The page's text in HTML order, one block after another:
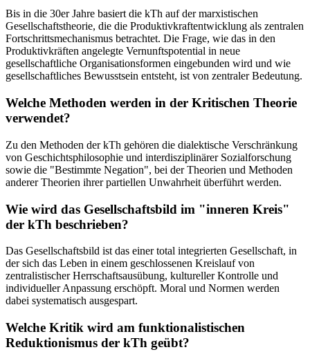
Bis in die 30er Jahre basiert die kTh auf der marxistischen
Gesellschaftstheorie, die die Produktivkraftentwicklung als zentralen
Fortschrittsmechanismus betrachtet. Die Frage, wie das in den
Produktivkräften angelegte Vernunftspotential in neue
gesellschaftliche Organisationsformen eingebunden wird und wie
gesellschaftliches Bewusstsein entsteht, ist von zentraler Bedeutung.
Welche Methoden werden in der Kritischen Theorie
verwendet?
Zu den Methoden der kTh gehören die dialektische Verschränkung
von Geschichtsphilosophie und interdisziplinärer Sozialforschung
sowie die "Bestimmte Negation", bei der Theorien und Methoden
anderer Theorien ihrer partiellen Unwahrheit überführt werden.
Wie wird das Gesellschaftsbild im "inneren Kreis"
der kTh beschrieben?
Das Gesellschaftsbild ist das einer total integrierten Gesellschaft, in
der sich das Leben in einem geschlossenen Kreislauf von
zentralistischer Herrschaftsausübung, kultureller Kontrolle und
individueller Anpassung erschöpft. Moral und Normen werden
dabei systematisch ausgespart.
Welche Kritik wird am funktionalistischen
Reduktionismus der kTh geübt?